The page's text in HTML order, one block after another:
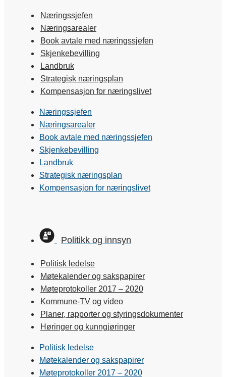
Næringssjefen
Næringsarealer
Book avtale med næringssjefen
Skjenkebevilling
Landbruk
Strategisk næringsplan
Kompensasjon for næringslivet
Næringssjefen
Næringsarealer
Book avtale med næringssjefen
Skjenkebevilling
Landbruk
Strategisk næringsplan
Kompensasjon for næringslivet
Politikk og innsyn
Politisk ledelse
Møtekalender og sakspapirer
Møteprotokoller 2017 – 2020
Kommune-TV og video
Planer, rapporter og styringsdokumenter
Høringer og kunngjøringer
Politisk ledelse
Møtekalender og sakspapirer
Møteprotokoller 2017 – 2020